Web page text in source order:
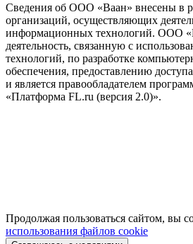
Сведения об ООО «Ваан» внесены в
организаций, осуществляющих
информационных технологий. ООО
деятельность, связанную с
технологий, по разработке
обеспечения, предоставлению
и является правообладателем
«Платформа FL.ru (версия 2.0)».
Продолжая пользоваться сайтом, вы
использования файлов cookie